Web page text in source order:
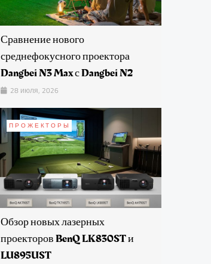
Сравнение нового
среднефокусного проектора
Dangbei N3 Max с Dangbei N2
28 июля, 2026
ПРОЖЕКТОРЫ
Обзор новых лазерных
проекторов BenQ LK830ST и
LU895UST